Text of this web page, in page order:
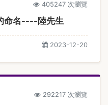
405247 次瀏覽
命名----陸先生
2023-12-20
292217 次瀏覽